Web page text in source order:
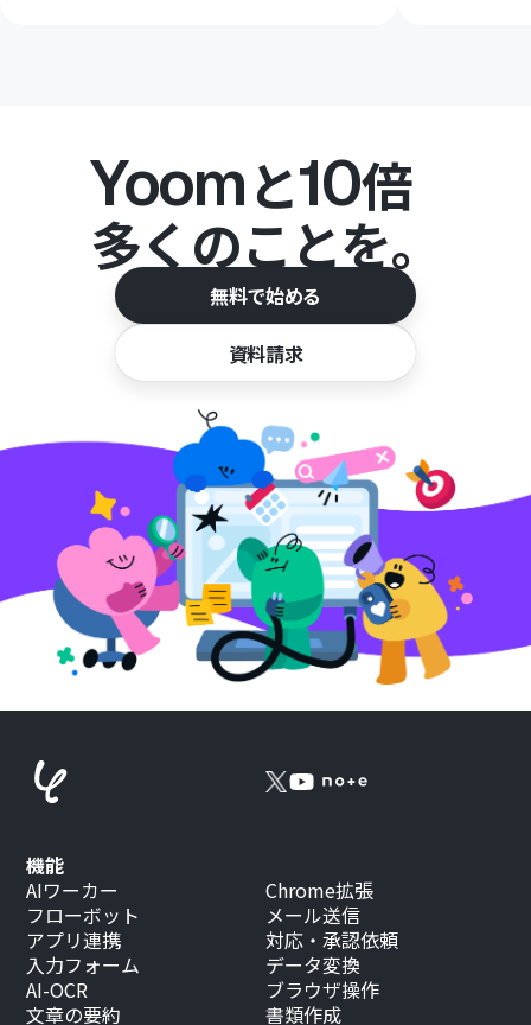
Yoomと10倍
多くのことを。
無料で始める
資料請求
機能
AIワーカー
フローボット
アプリ連携
入力フォーム
AI-OCR
文章の要約
Chrome拡張
メール送信
対応・承認依頼
データ変換
ブラウザ操作
書類作成